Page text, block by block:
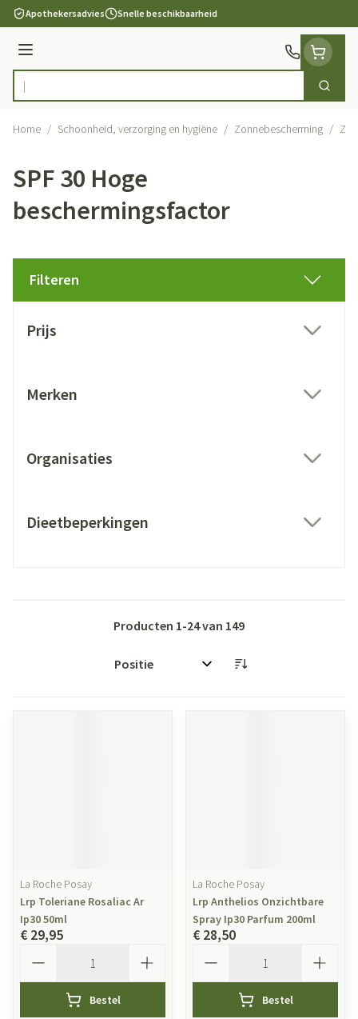
Ga naar de inhoud
Apothekersadvies Snelle beschikbaarheid
Menu
Product, merk, categorie... Zoek
Home / Schoonheid, verzorging en hygiëne / Zonnebescherming /
SPF 30 Hoge
beschermingsfactor
Filteren
Prijs
Merken
Organisaties
Dieetbeperkingen
Producten 1-24van 149
Sorteer op:
La Roche Posay
Lrp Toleriane Rosaliac Ar
Ip30 50ml
€ 29,95
Bestel
La Roche Posay
Lrp Anthelios Onzichtbare
Spray Ip30 Parfum 200ml
€ 28,50
Bestel